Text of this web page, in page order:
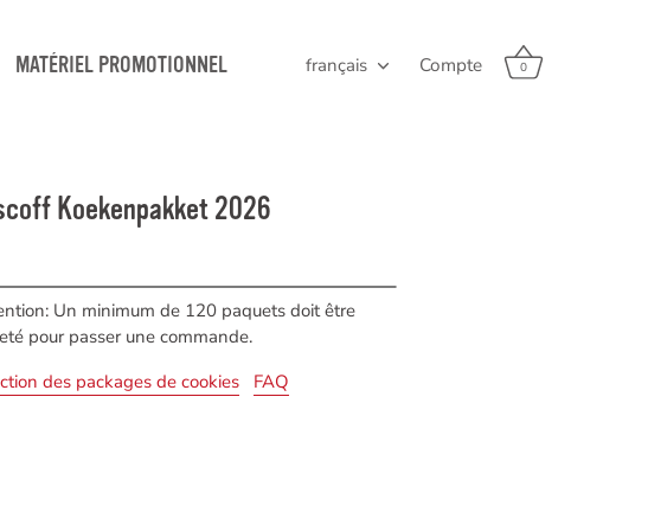
MATÉRIEL PROMOTIONNEL Langue
français Compte 0
Koekenpakket 2026
Un minimum de 120 paquets doit être
pour passer une commande.
des packages de cookies
FAQ